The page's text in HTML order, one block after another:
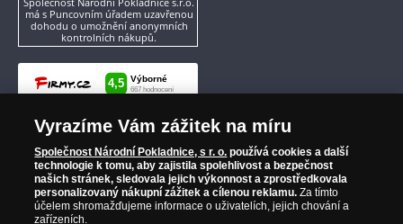
má s Puncovním úřadem uzavřenou
dohodu o umožnění anonymních
kontrolních nákupů.
Vyrazíme Vám zážitek na míru
Společnost Národní Pokladnice, s r. o. používá cookies a další
technologie k tomu, aby zajistila spolehlivost a bezpečnost
našich stránek, sledovala jejich výkonnost a zprostředkovala
personalizovaný nákupní zážitek a cílenou reklamu. Za tímto
účelem shromažďujeme informace o uživatelích, jejich chování a
zařízeních.